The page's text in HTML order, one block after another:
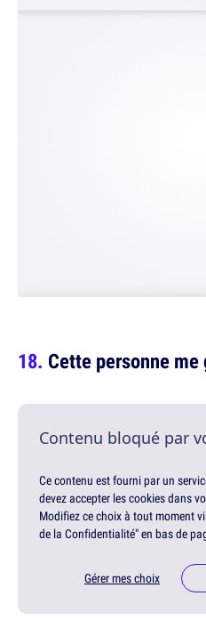
Cette personne
Contenu bloqué par
Ce contenu est fourni par un
devez accepter les cookies dans
Modifiez ce choix à tout moment
de la Confidentialité" en bas de
Gérer mes choix